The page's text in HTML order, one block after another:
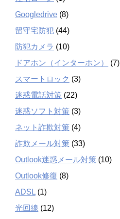
Googledrive (8)
留守宅防犯 (44)
防犯カメラ (10)
ドアホン（インターホン）
(7)
スマートロック (3)
迷惑電話対策 (22)
迷惑ソフト対策 (3)
ネット詐欺対策 (4)
詐欺メール対策 (33)
Outlook迷惑メール対策 (10)
Outlook修復 (8)
ADSL (1)
光回線 (12)